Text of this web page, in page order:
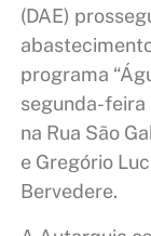
(DAE)
programa
segunda-feira
na Rua São
e Gregório
Bervedere.